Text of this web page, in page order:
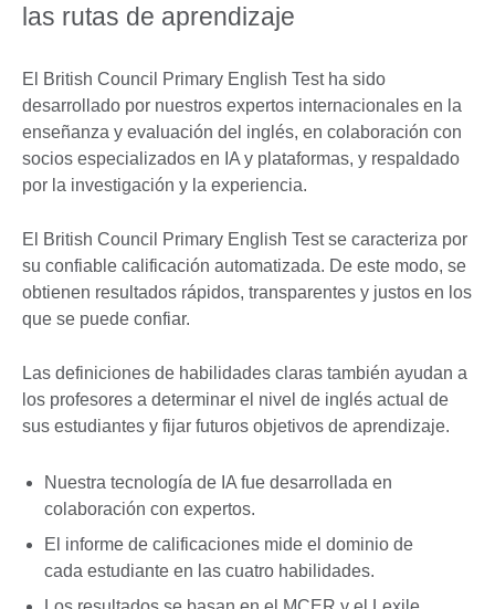
las rutas de aprendizaje
El British Council Primary English Test ha sido
desarrollado por nuestros expertos internacionales en la
enseñanza y evaluación del inglés, en colaboración con
socios especializados en IA y plataformas, y respaldado
por la investigación y la experiencia.
El British Council Primary English Test se caracteriza por
su confiable calificación automatizada. De este modo, se
obtienen resultados rápidos, transparentes y justos en los
que se puede confiar.
Las definiciones de habilidades claras también ayudan a
los profesores a determinar el nivel de inglés actual de
sus estudiantes y fijar futuros objetivos de aprendizaje.
Nuestra tecnología de IA fue desarrollada en
colaboración con expertos.
El informe de calificaciones mide el dominio de
cada estudiante en las cuatro habilidades.